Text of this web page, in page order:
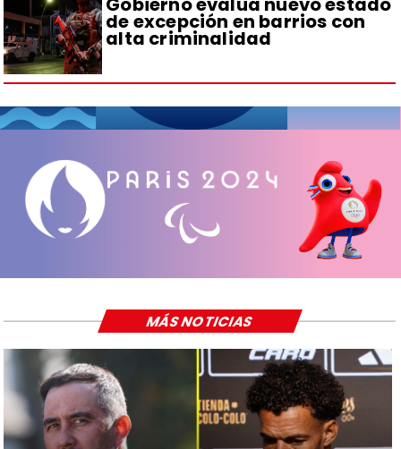
de excepción en barrios con
alta criminalidad
MÁS NOTICIAS